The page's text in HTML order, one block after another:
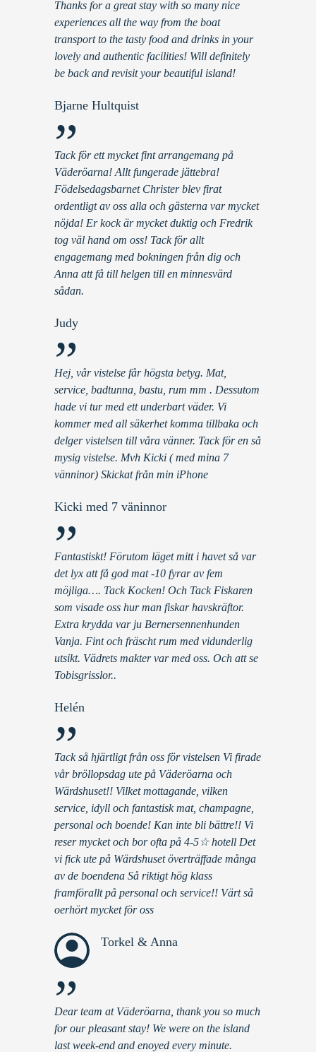
Thanks for a great stay with so many nice
experiences all the way from the boat
transport to the tasty food and drinks in your
lovely and authentic facilities! Will definitely
be back and revisit your beautiful island!
Bjarne Hultquist
”
Tack för ett mycket fint arrangemang på
Väderöarna! Allt fungerade jättebra!
Födelsedagsbarnet Christer blev firat
ordentligt av oss alla och gästerna var mycket
nöjda! Er kock är mycket duktig och Fredrik
tog väl hand om oss! Tack för allt
engagemang med bokningen från dig och
Anna att få till helgen till en minnesvärd
sådan.
Judy
”
Hej, vår vistelse får högsta betyg. Mat,
service, badtunna, bastu, rum mm . Dessutom
hade vi tur med ett underbart väder. Vi
kommer med all säkerhet komma tillbaka och
delger vistelsen till våra vänner. Tack för en så
mysig vistelse. Mvh Kicki ( med mina 7
vänninor) Skickat från min iPhone
Kicki med 7 väninnor
”
Fantastiskt! Förutom läget mitt i havet så var
det lyx att få god mat -10 fyrar av fem
möjliga…. Tack Kocken! Och Tack Fiskaren
som visade oss hur man fiskar havskräftor.
Extra krydda var ju Bernersennenhunden
Vanja. Fint och fräscht rum med vidunderlig
utsikt. Vädrets makter var med oss. Och att se
Tobisgrisslor..
Helén
”
Tack så hjärtligt från oss för vistelsen Vi firade
vår bröllopsdag ute på Väderöarna och
Wärdshuset!! Vilket mottagande, vilken
service, idyll och fantastisk mat, champagne,
personal och boende! Kan inte bli bättre!! Vi
reser mycket och bor ofta på 4-5☆ hotell Det
vi fick ute på Wärdshuset överträffade många
av de boendena Så riktigt hög klass
framförallt på personal och service!! Värt så
oerhört mycket för oss
Torkel & Anna
”
Dear team at Väderöarna, thank you so much
for our pleasant stay! We were on the island
last week-end and enoyed every minute.